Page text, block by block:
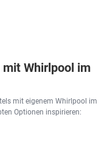
Whirlpool im
mit eigenem Whirlpool im
Optionen inspirieren: